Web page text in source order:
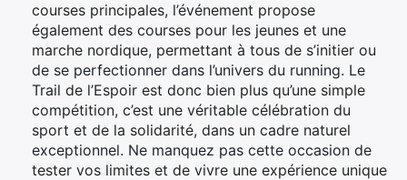
courses principales, l’événement propose
également des courses pour les jeunes et une
marche nordique, permettant à tous de s’initier ou
de se perfectionner dans l’univers du running. Le
Trail de l’Espoir est donc bien plus qu’une simple
compétition, c’est une véritable célébration du
sport et de la solidarité, dans un cadre naturel
exceptionnel. Ne manquez pas cette occasion de
tester vos limites et de vivre une expérience unique